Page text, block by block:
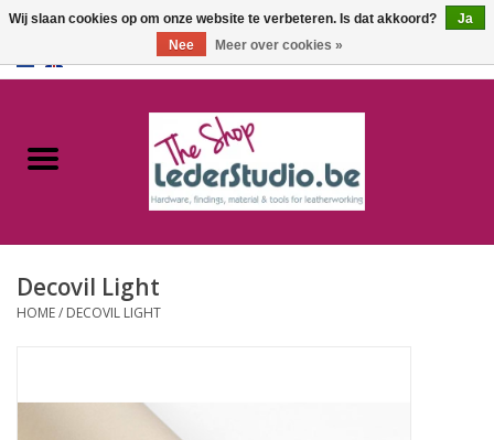
Catalogus
FAQ
Decovil Light
HOME/ DECOVIL LIGHT
Wij slaan cookies op om onze website te verbeteren. Is dat akkoord?
Ja
Nee
Meer over cookies »